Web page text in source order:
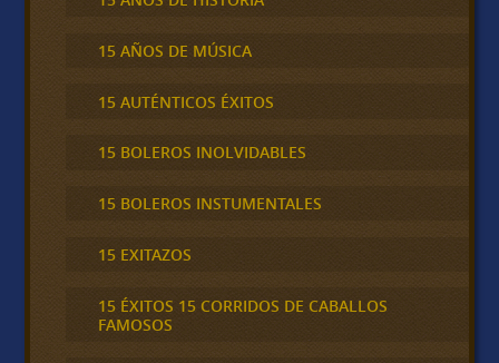
15 AÑOS DE MÚSICA
15 AUTÉNTICOS ÉXITOS
15 BOLEROS INOLVIDABLES
15 BOLEROS INSTUMENTALES
15 EXITAZOS
15 ÉXITOS 15 CORRIDOS DE CABALLOS
FAMOSOS